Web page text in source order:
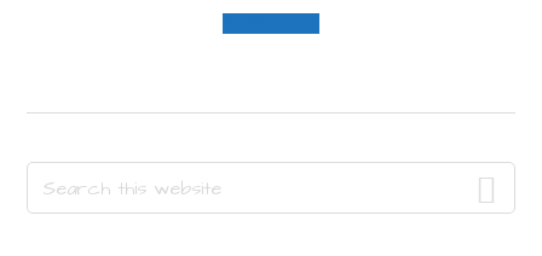
NEXT
POST:
Primary
Search
this